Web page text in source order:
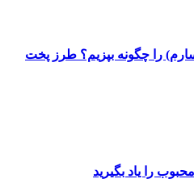
را چگونه بپزیم؟ طرز پخت
را یاد بگیرید